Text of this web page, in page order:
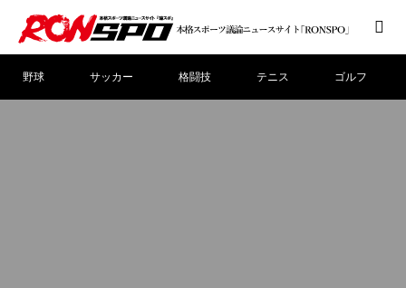
野球 サッカー 格闘技 テニス ゴルフ